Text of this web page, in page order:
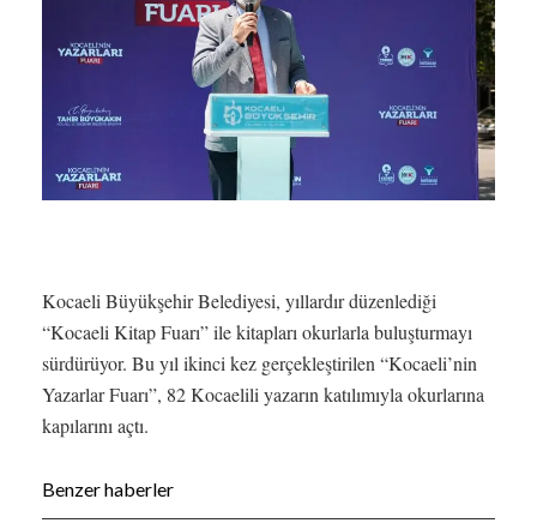
Kocaeli Büyükşehir Belediyesi, yıllardır düzenlediği
“Kocaeli Kitap Fuarı” ile kitapları okurlarla buluşturmayı
sürdürüyor. Bu yıl ikinci kez gerçekleştirilen “Kocaeli’nin
Yazarlar Fuarı”, 82 Kocaelili yazarın katılımıyla okurlarına
kapılarını açtı.
Benzer haberler